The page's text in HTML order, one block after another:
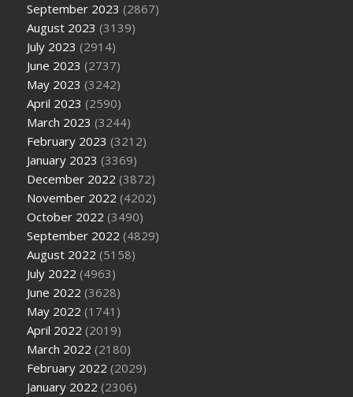
September 2023 (2867)
August 2023 (3139)
July 2023 (2914)
June 2023 (2737)
May 2023 (3242)
April 2023 (2590)
March 2023 (3244)
February 2023 (3212)
January 2023 (3369)
December 2022 (3872)
November 2022 (4202)
October 2022 (3490)
September 2022 (4829)
August 2022 (5158)
July 2022 (4963)
June 2022 (3628)
May 2022 (1741)
April 2022 (2019)
March 2022 (2180)
February 2022 (2029)
January 2022 (2306)